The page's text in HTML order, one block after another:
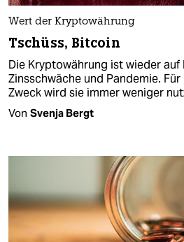
Wert der Kryptowährung
Tschüss, Bitcoin
Die Kryptowährung ist wieder auf
Zinsschwäche und Pandemie.
Zweck wird sie immer weniger
Von Svenja Bergt